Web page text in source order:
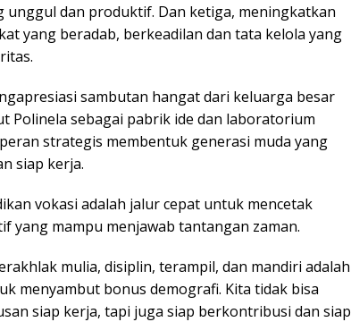
unggul dan produktif. Dan ketiga, meningkatkan
yang beradab, berkeadilan dan tata kelola yang
sambutan hangat dari keluarga besar
Polinela sebagai pabrik ide dan laboratorium
strategis membentuk generasi muda yang
siap kerja.
vokasi adalah jalur cepat untuk mencetak
yang mampu menjawab tantangan zaman.
mulia, disiplin, terampil, dan mandiri adalah
menyambut bonus demografi. Kita tidak bisa
siap kerja, tapi juga siap berkontribusi dan siap